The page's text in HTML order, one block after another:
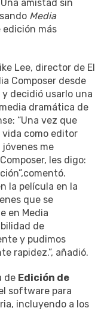
amistad sin
Media
más
Lee, director de El
Composer desde
decidió usarlo una
dramática de
“Una vez que
vida como editor
me
les digo:
la película en la
que se
en Media
de
y pudimos
rapidez.”, añadió.
de Edición de
software para
incluyendo a los